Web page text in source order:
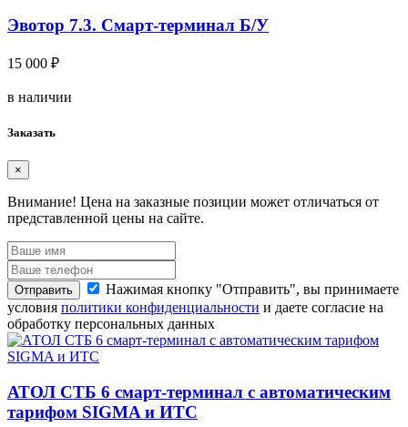
Эвотор 7.3. Смарт-терминал Б/У
15 000 ₽
в наличии
Заказать
×
Внимание! Цена на заказные позиции может отличаться от
представленной цены на сайте.
Отправить
Нажимая кнопку "Отправить", вы принимаете
условия политики конфиденциальности и даете согласие на
обработку персональных данных
АТОЛ СТБ 6 смарт-терминал с автоматическим
тарифом SIGMA и ИТС